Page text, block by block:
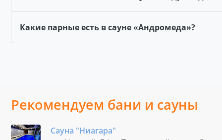
Какие парные есть в сауне «Андромеда»?
Рекомендуем бани и сауны
Сауна "Ниагара"